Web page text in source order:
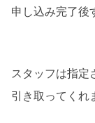
申し込み完了後
スタッフは指定
引き取ってくれ